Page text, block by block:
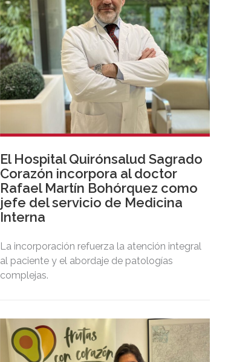
El Hospital Quirónsalud Sagrado
Corazón incorpora al doctor
Rafael Martín Bohórquez como
jefe del servicio de Medicina
Interna
La incorporación refuerza la atención integral
al paciente y el abordaje de patologías
complejas.